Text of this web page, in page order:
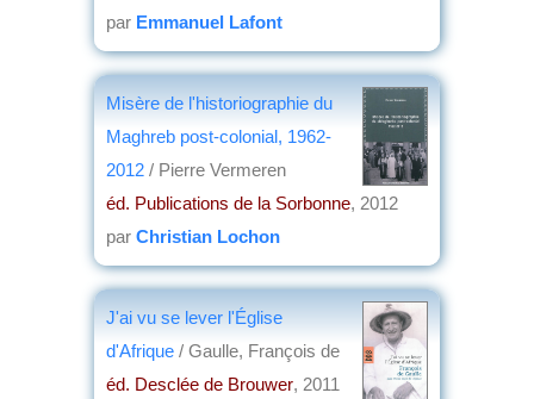
par Emmanuel Lafont
Misère de l'historiographie du
Maghreb post-colonial, 1962-
2012 / Pierre Vermeren
éd. Publications de la Sorbonne, 2012
par Christian Lochon
J'ai vu se lever l'Église
d'Afrique / Gaulle, François de
éd. Desclée de Brouwer, 2011